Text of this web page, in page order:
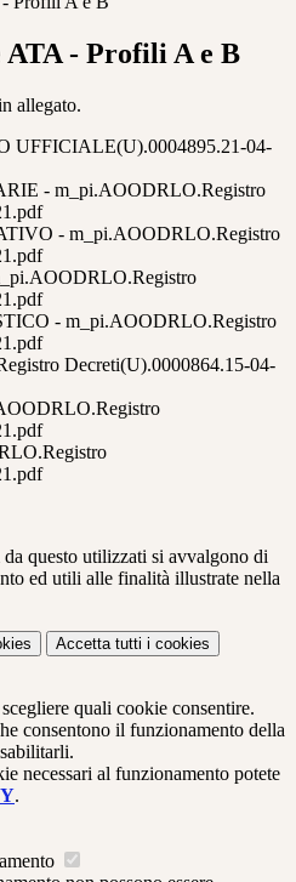
ATA - Profili A e B
allegato.
UFFICIALE(U).0004895.21-04-
- m_pi.AOODRLO.Registro
- m_pi.AOODRLO.Registro
- m_pi.AOODRLO.Registro
Decreti(U).0000864.15-04-
questo utilizzati si avvalgono di
ed utili alle finalità illustrate nella
Accetta tutti i cookies
quali cookie consentire.
consentono il funzionamento della
necessari al funzionamento potete
.